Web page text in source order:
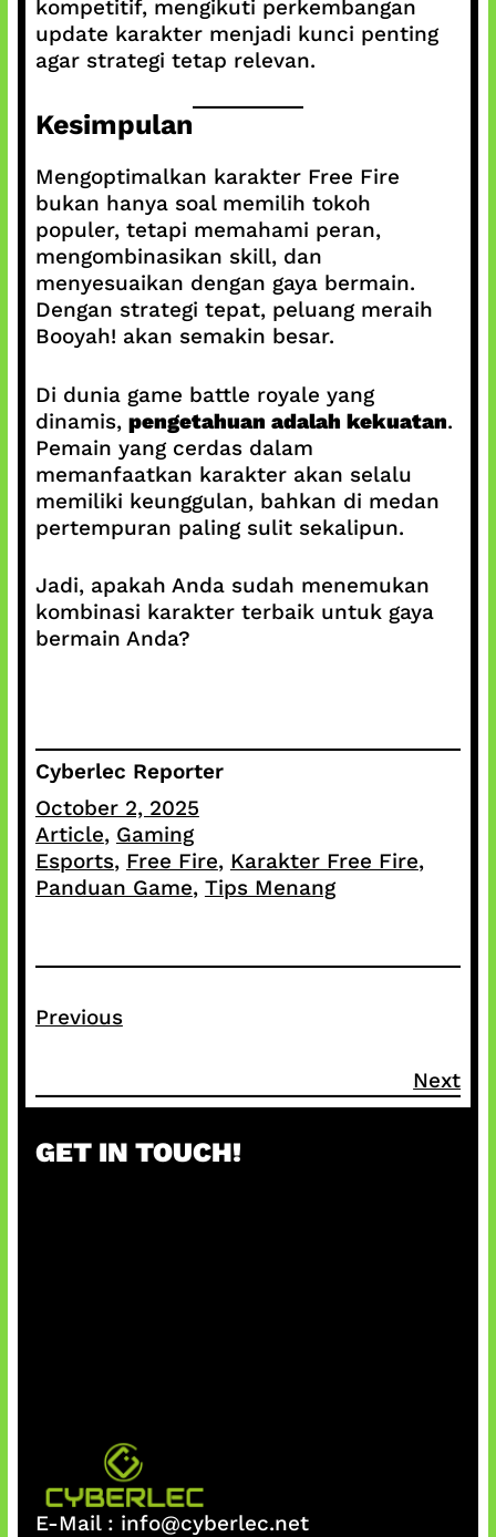
kompetitif, mengikuti perkembangan
update karakter menjadi kunci penting
agar strategi tetap relevan.
Kesimpulan
Mengoptimalkan karakter Free Fire
bukan hanya soal memilih tokoh
populer, tetapi memahami peran,
mengombinasikan skill, dan
menyesuaikan dengan gaya bermain.
Dengan strategi tepat, peluang meraih
Booyah! akan semakin besar.
Di dunia game battle royale yang
dinamis, pengetahuan adalah kekuatan.
Pemain yang cerdas dalam
memanfaatkan karakter akan selalu
memiliki keunggulan, bahkan di medan
pertempuran paling sulit sekalipun.
Jadi, apakah Anda sudah menemukan
kombinasi karakter terbaik untuk gaya
bermain Anda?
Cyberlec Reporter
October 2, 2025
Article, Gaming
Esports, Free Fire, Karakter Free Fire ,
Panduan Game, Tips Menang
Previous
Next
GET IN TOUCH!
E-Mail : info@cyberlec.net